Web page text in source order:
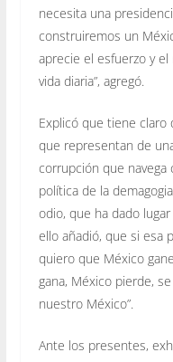
necesita una
construiremos un
aprecie el esfuerzo y
vida diaria”, agregó.
Explicó que tiene
que representan de
corrupción que
política de la
odio, que ha dado
ello añadió, que si esa
quiero que México
gana, México pierde,
nuestro México”.
Ante los presentes,